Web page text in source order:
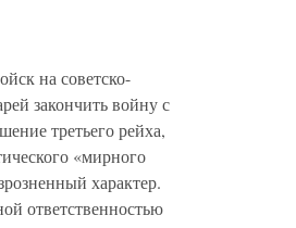
на советско-
закончить войну с
третьего рейха,
«мирного
характер.
ответственностью